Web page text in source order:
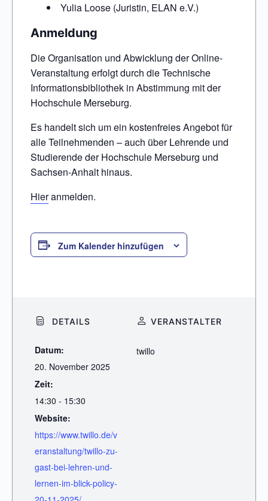
Yulia Loose (Juristin, ELAN e.V.)
Anmeldung
Die Organisation und Abwicklung der Online-
Veranstaltung erfolgt durch die Technische
Informationsbibliothek in Abstimmung mit der
Hochschule Merseburg.
Es handelt sich um ein kostenfreies Angebot für
alle Teilnehmenden – auch über Lehrende und
Studierende der Hochschule Merseburg und
Sachsen-Anhalt hinaus.
Hieranmelden.
Zum Kalender hinzufügen
DETAILS
Datum:
20. November 2025
Zeit:
14:30 - 15:30
Website:
https://www.twillo.de/v
eranstaltung/twillo-zu-
gast-bei-lehren-und-
lernen-im-blick-policy-
VERANSTALTER
twillo